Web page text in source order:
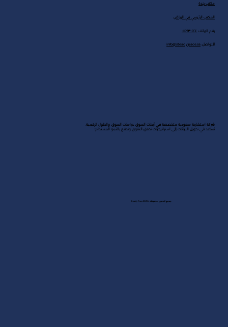
شركة استشارية سعودية متخصصة في أبحاث السوق، دراسات السوق، والحلول الرقمية.
نساعد في تحويل البيانات إلى استراتيجيات تحقق التفوق وتدفع بالنمو المستدام!
مكتب جدة
المكتب الرئيسي في الرياض
رقم الهاتف: ٠١١٢٩٣٠٢٢٤
للتواصل: info@steadypace.sa
جميع الحقوق محفوظة لـ Steady Pace 2025